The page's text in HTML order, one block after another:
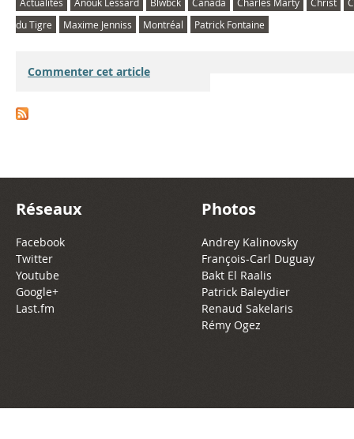
du Tigre
Maxime Jenniss Montréal Patrick Fontaine
Commenter cet article
Réseaux
Facebook
Twitter
Youtube
Google+
Last.fm
Photos
Andrey Kalinovsky
François-Carl Duguay
Bakt El Raalis
Patrick Baleydier
Renaud Sakelaris
Rémy Ogez